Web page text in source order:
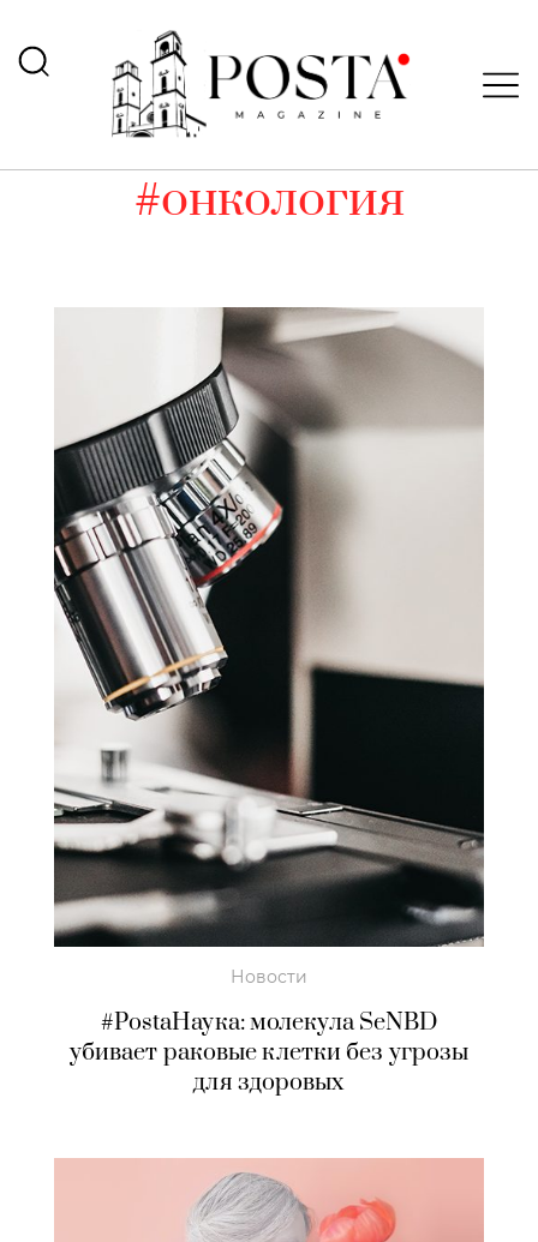
#онкология
Новости
#PostaНаука: молекула SeNBD
убивает раковые клетки без угрозы
для здоровых